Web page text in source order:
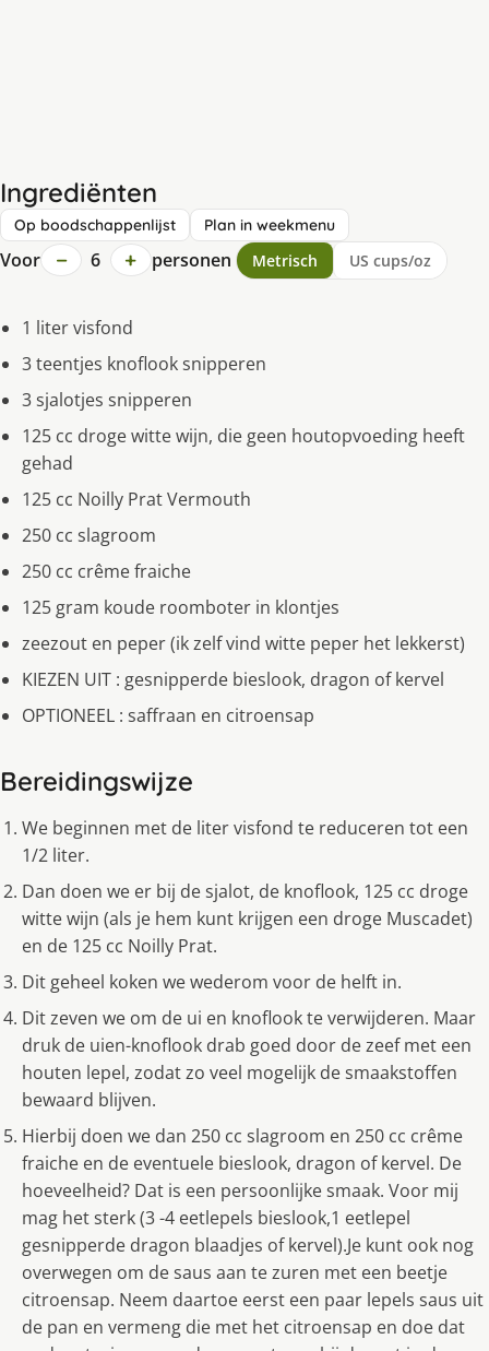
Ingrediënten
Op boodschappenlijst Plan in weekmenu
Voor − 6 + personen Metrisch US cups/oz
1 liter visfond
3 teentjes knoflook snipperen
3 sjalotjes snipperen
125 cc droge witte wijn, die geen houtopvoeding heeft
gehad
125 cc Noilly Prat Vermouth
250 cc slagroom
250 cc crême fraiche
125 gram koude roomboter in klontjes
zeezout en peper (ik zelf vind witte peper het lekkerst)
KIEZEN UIT : gesnipperde bieslook, dragon of kervel
OPTIONEEL : saffraan en citroensap
Bereidingswijze
We beginnen met de liter visfond te reduceren tot een
1/2 liter.
Dan doen we er bij de sjalot, de knoflook, 125 cc droge
witte wijn (als je hem kunt krijgen een droge Muscadet)
en de 125 cc Noilly Prat.
Dit geheel koken we wederom voor de helft in.
Dit zeven we om de ui en knoflook te verwijderen. Maar
druk de uien-knoflook drab goed door de zeef met een
houten lepel, zodat zo veel mogelijk de smaakstoffen
bewaard blijven.
Hierbij doen we dan 250 cc slagroom en 250 cc crême
fraiche en de eventuele bieslook, dragon of kervel. De
hoeveelheid? Dat is een persoonlijke smaak. Voor mij
mag het sterk (3 -4 eetlepels bieslook,1 eetlepel
gesnipperde dragon blaadjes of kervel).Je kunt ook nog
overwegen om de saus aan te zuren met een beetje
citroensap. Neem daartoe eerst een paar lepels saus uit
de pan en vermeng die met het citroensap en doe dat